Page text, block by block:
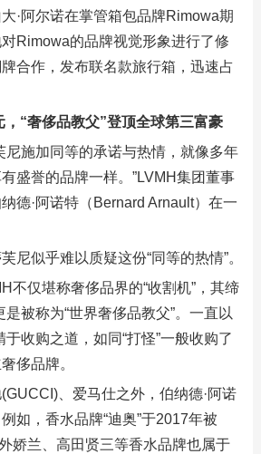
·阿尔诺在掌管箱包品牌Rimowa期
Rimowa的品牌视觉形象进行了修
合作，发布联名款旅行箱，迅速占
“奢侈品教父”登顶全球第三富豪
尼施加同等的承诺与热情，就像多年
盛誉的品牌一样。”LVMH集团董事
德·阿诺特（Bernard Arnault）在一
尼似乎难以质疑这份“同等的热情”。
不仅堪称奢侈品界的“收割机”，其缔
被称为“世界奢侈品教父”。一直以
收购之道，如同“打怪”一般收购了
侈品牌。
、爱马仕之外，伯纳德·阿诺
如，香水品牌“迪奥”于2017年被
娇兰、高田贤三等香水品牌也属于